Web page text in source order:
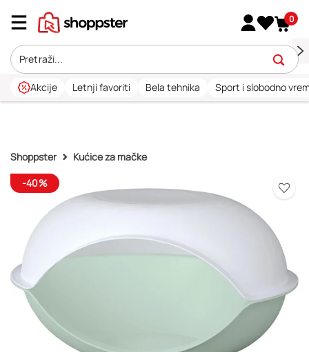
0
Akcije Letnji favoriti Bela tehnika Sport i slobodno
Shoppster
Kućice za mačke
-40%